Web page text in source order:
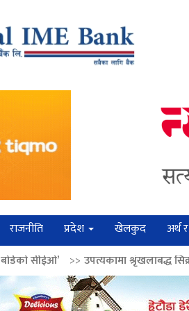
राजनीति प्रदेश खेलकुद अर्थ
उपत्यकामा श्रृंखलाबद्ध सिक्री लुट्ने ‘कर्मा